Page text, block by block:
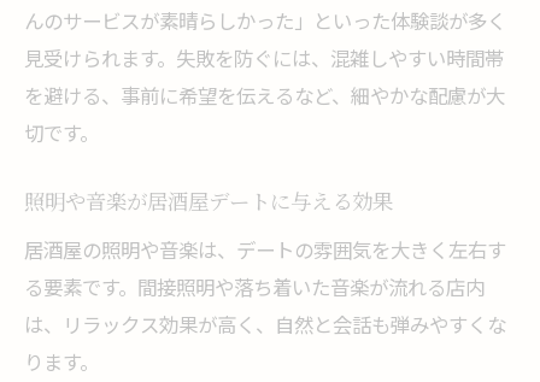
んのサービスが素晴らしかった」といった体験談が多く
見受けられます。失敗を防ぐには、混雑しやすい時間帯
を避ける、事前に希望を伝えるなど、細やかな配慮が大
切です。
照明や音楽が居酒屋デートに与える効果
居酒屋の照明や音楽は、デートの雰囲気を大きく左右す
る要素です。間接照明や落ち着いた音楽が流れる店内
は、リラックス効果が高く、自然と会話も弾みやすくな
ります。